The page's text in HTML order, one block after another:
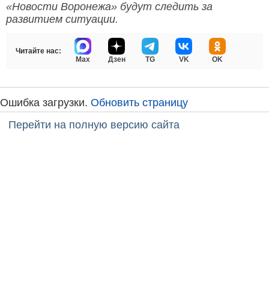
«Новости Воронежа» будут следить за
развитием ситуации.
Читайте нас:
Max
Дзен TG VK OK
Ошибка загрузки. Обновить страницу
Перейти на полную версию сайта